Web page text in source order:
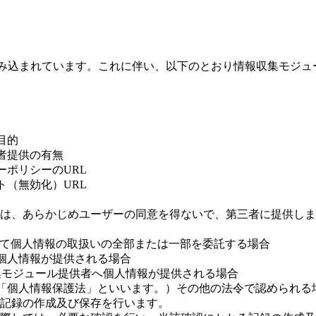
込まれています。これに伴い、以下のとおり情報収集モジ
的
提供の有無
ポリシーのURL
（無効化）URL
、あらかじめユーザーの同意を得ないで、第三者に提供し
個人情報の取扱いの全部または一部を委託する場合
人情報が提供される場合
ジュール提供者へ個人情報が提供される場合
人情報保護法」といいます。）その他の法令で認められる
録の作成及び保存を行います。